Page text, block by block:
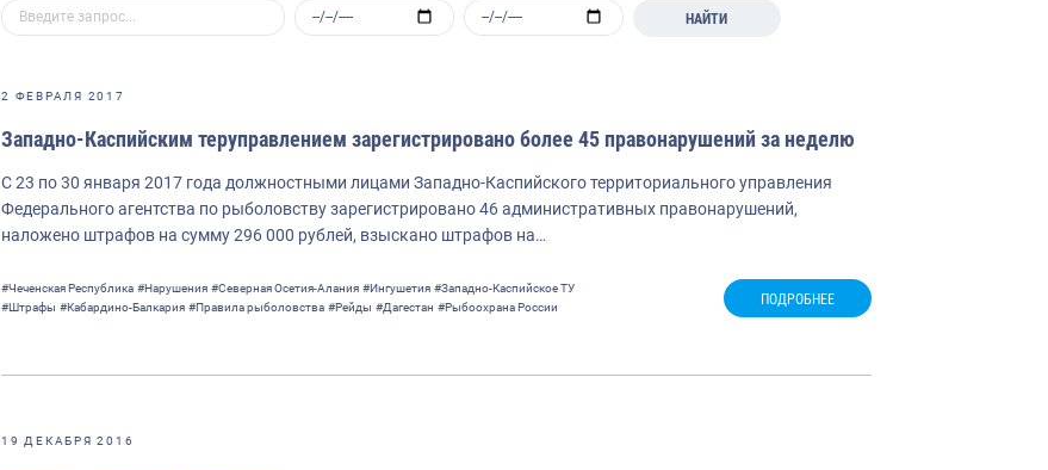
НАЙТИ
2 ФЕВРАЛЯ 2017
Западно-Каспийским теруправлением зарегистрировано более 45 правонарушений за неделю
С 23 по 30 января 2017 года должностными лицами Западно-Каспийского территориального управления
Федерального агентства по рыболовству зарегистрировано 46 административных правонарушений,
наложено штрафов на сумму 296 000 рублей, взыскано штрафов на…
#Чеченская Республика #Нарушения #Северная Осетия-Алания #Ингушетия #Западно-Каспийское ТУ
#Штрафы #Кабардино-Балкария #Правила рыболовства #Рейды #Дагестан #Рыбоохрана России ПОДРОБНЕЕ
19 ДЕКАБРЯ 2016